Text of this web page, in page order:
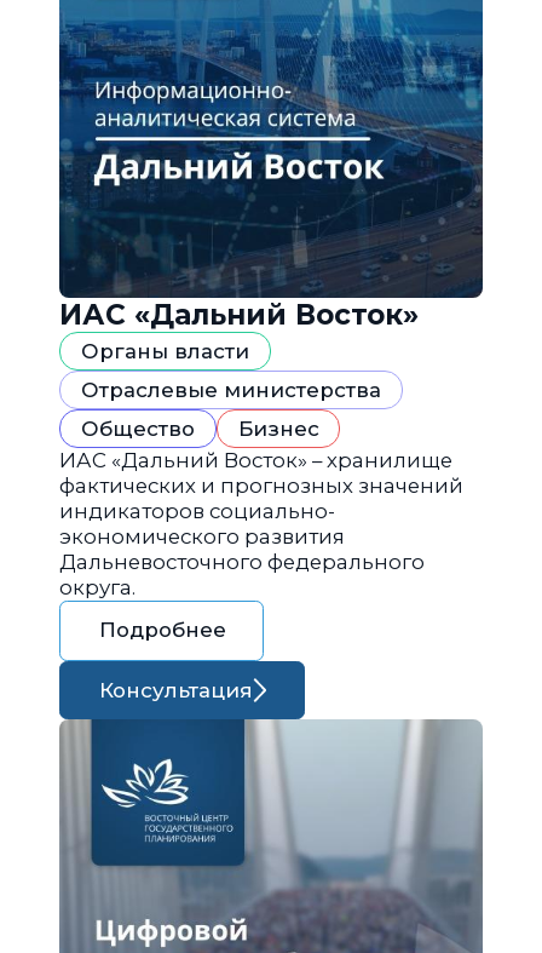
ИАС «Дальний Восток»
Органы власти
Отраслевые министерства
Общество
Бизнес
ИАС «Дальний Восток» – хранилище
фактических и прогнозных значений
индикаторов социально-
экономического развития
Дальневосточного федерального
округа.
Подробнее
Консультация